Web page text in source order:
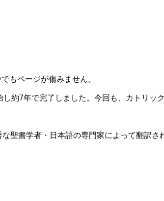
もページが傷みません。
約7年で完了しました。今回も、カトリッ
聖書学者・日本語の専門家によって翻訳さ